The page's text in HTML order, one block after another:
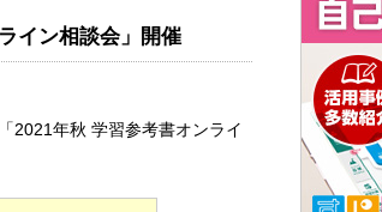
イン相談会」開催
2021年秋 学習参考書オンライ